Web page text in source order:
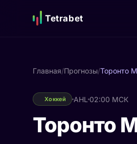
Tetrabet
Главная/Прогнозы/Торонто
Хоккей AHL 02:00 МСК
Торонто